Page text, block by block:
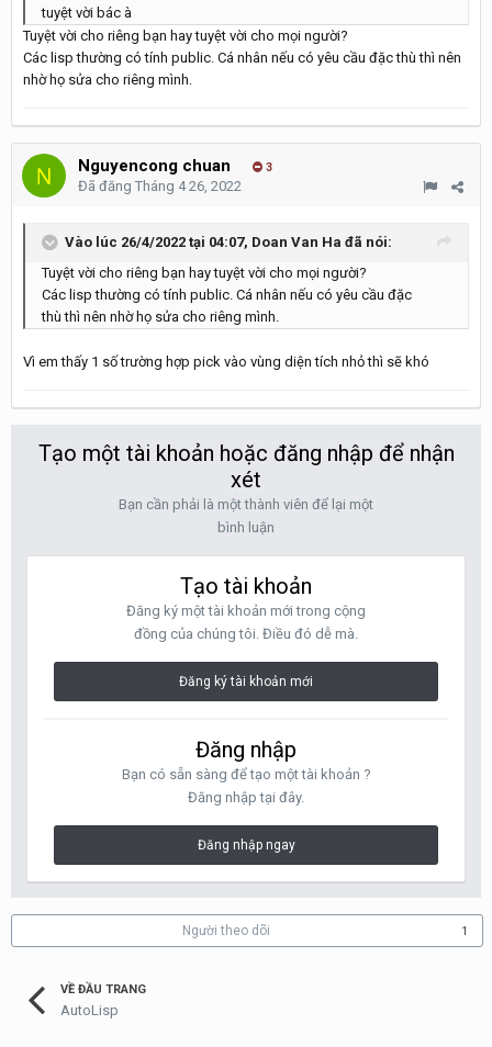
tuyệt vời bác à
Tuyệt vời cho riêng bạn hay tuyệt vời cho mọi người?
Các lisp thường có tính public. Cá nhân nếu có yêu cầu đặc thù thì nên
nhờ họ sửa cho riêng mình.
Nguyencong chuan 3
Đã đăng Tháng 4 26, 2022
Vào lúc 26/4/2022 tại 04:07, Doan Van Ha đã nói:
Tuyệt vời cho riêng bạn hay tuyệt vời cho mọi người?
Các lisp thường có tính public. Cá nhân nếu có yêu cầu đặc
thù thì nên nhờ họ sửa cho riêng mình.
Vì em thấy 1 số trường hợp pick vào vùng diện tích nhỏ thì sẽ khó
Tạo một tài khoản hoặc đăng nhập để nhận
xét
Bạn cần phải là một thành viên để lại một
bình luận
Tạo tài khoản
Đăng ký một tài khoản mới trong cộng
đồng của chúng tôi. Điều đó dễ mà.
Đăng ký tài khoản mới
Đăng nhập
Bạn có sẵn sàng để tạo một tài khoản ?
Đăng nhập tại đây.
Đăng nhập ngay
Người theo dõi 1
VỀ ĐẦU TRANG
AutoLisp